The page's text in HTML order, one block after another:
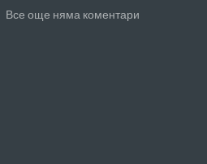
Все още няма коментари